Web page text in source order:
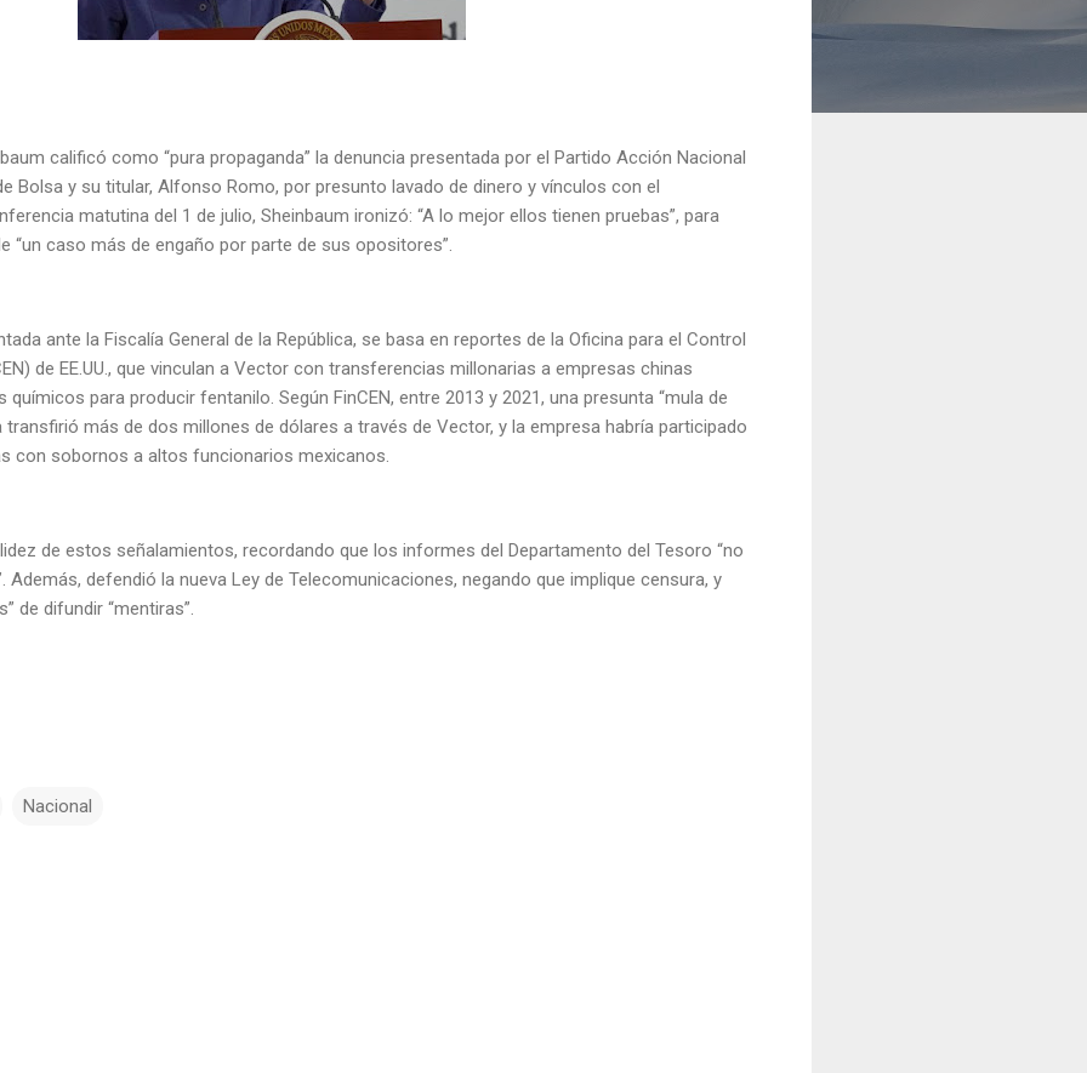
calificó como “pura propaganda” la denuncia presentada por el Partido Acción Nacional
Bolsa y su titular, Alfonso Romo, por presunto lavado de dinero y vínculos con el
matutina del 1 de julio, Sheinbaum ironizó: “A lo mejor ellos tienen pruebas”, para
“un caso más de engaño por parte de sus opositores”.
ante la Fiscalía General de la República, se basa en reportes de la Oficina para el Control
de EE.UU., que vinculan a Vector con transferencias millonarias a empresas chinas
para producir fentanilo. Según FinCEN, entre 2013 y 2021, una presunta “mula de
transfirió más de dos millones de dólares a través de Vector, y la empresa habría participado
con sobornos a altos funcionarios mexicanos.
de estos señalamientos, recordando que los informes del Departamento del Tesoro “no
Además, defendió la nueva Ley de Telecomunicaciones, negando que implique censura, y
de difundir “mentiras”.
Nacional